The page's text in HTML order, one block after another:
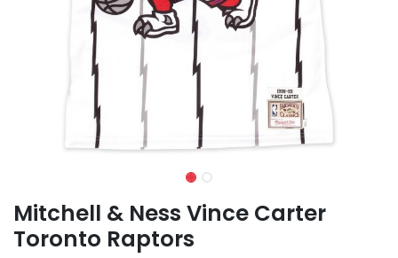
Mitchell & Ness Vince Carter
Toronto Raptors